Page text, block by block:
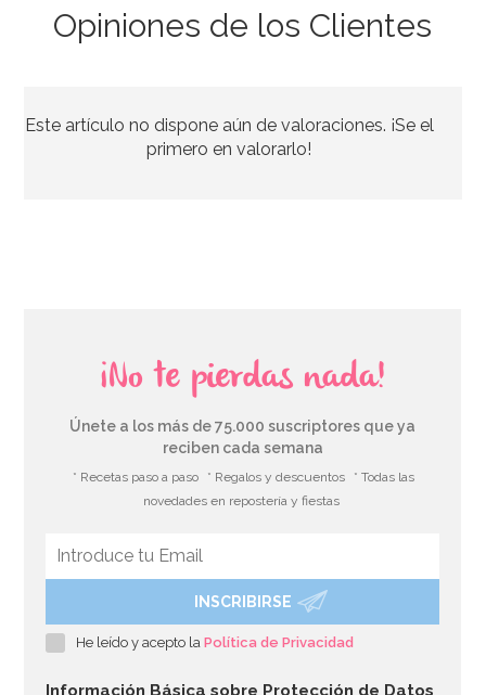
15,95€
Nordic Ware Jubilee Bundt Pan
Opiniones de los Clientes
Este artículo no dispone aún de valoraciones. ¡Se el
primero en valorarlo!
¡No te pierdas nada!
Únete a los más de 75.000 suscriptores que ya
reciben cada semana
* Recetas paso a paso * Regalos y descuentos
* Todas las
novedades en repostería y fiestas
INSCRIBIRSE
He leído y acepto laPolítica de Privacidad
Información Básica sobre Protección de Datos